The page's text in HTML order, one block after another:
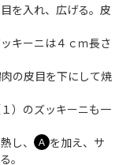
を入れ、広げる。皮
キーニは４ｃｍ長さ
の皮目を下にして焼
）のズッキーニも一
し、 Ａ を加え、サ
。